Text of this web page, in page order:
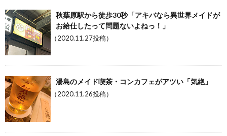
秋葉原駅から徒歩30秒「アキバなら異世界メイドが
お給仕したって問題ないよねっ！」
（2020.11.27投稿）
湯島のメイド喫茶・コンカフェがアツい「気絶」
（2020.11.26投稿）